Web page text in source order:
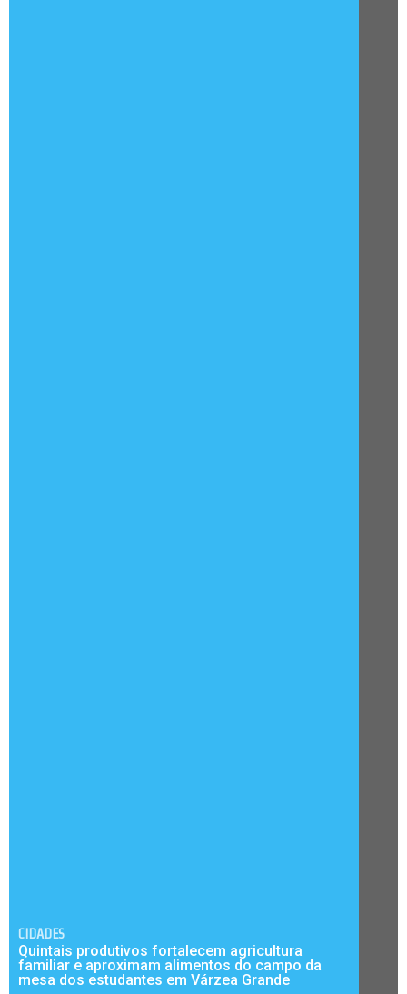
CIDADES
Quintais produtivos fortalecem agricultura
familiar e aproximam alimentos do campo da
mesa dos estudantes em Várzea Grande